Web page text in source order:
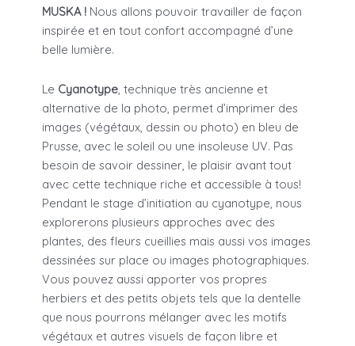
MUSKA !Nous allons pouvoir travailler de façon
inspirée et en tout confort accompagné d’une
belle lumière.
Le Cyanotype, technique très ancienne et
alternative de la photo, permet d’imprimer des
images (végétaux, dessin ou photo) en bleu de
Prusse, avec le soleil ou une insoleuse UV. Pas
besoin de savoir dessiner, le plaisir avant tout
avec cette technique riche et accessible à tous!
Pendant le stage d’initiation au cyanotype, nous
explorerons plusieurs approches avec des
plantes, des fleurs cueillies mais aussi vos images
dessinées sur place ou images photographiques.
Vous pouvez aussi apporter vos propres
herbiers et des petits objets tels que la dentelle
que nous pourrons mélanger avec les motifs
végétaux et autres visuels de façon libre et